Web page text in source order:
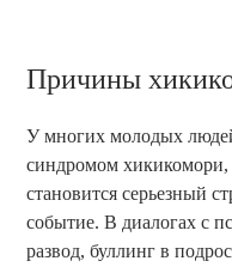
Причины
У многих молодых
синдромом
становится серьезный
событие. В диалогах с
развод, буллинг в